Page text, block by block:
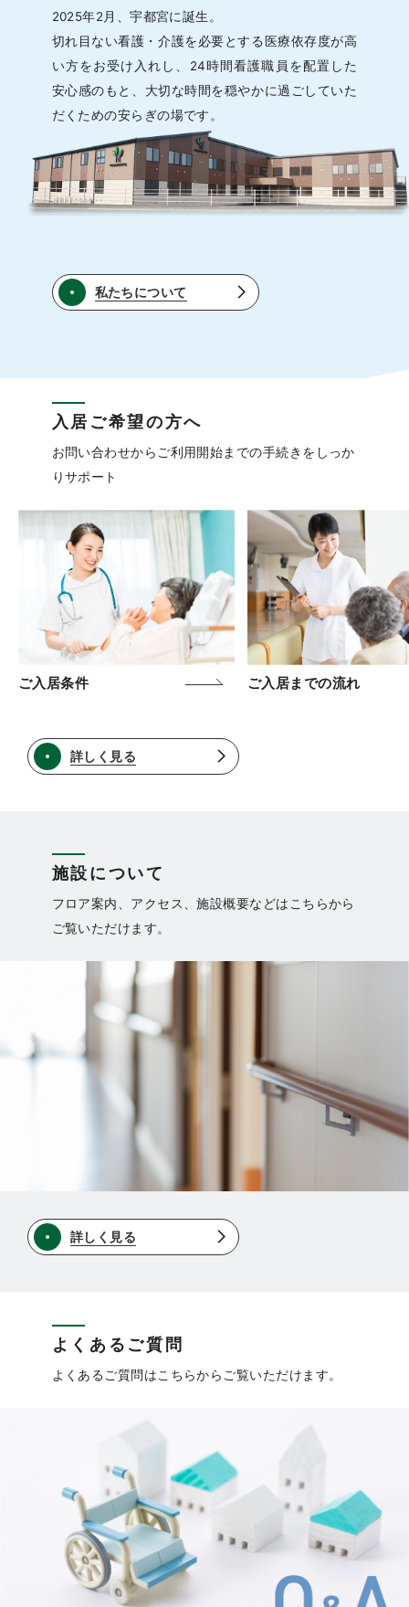
2025年2月、宇都宮に誕生。
切れ目ない看護・介護を必要とする医療依存度が高
い方をお受け入れし、 24時間看護職員を配置した
安心感のもと、 大切な時間を穏やかに過ごしていた
だくための安らぎの場です。
私たちについて
入居ご希望の方へ
お問い合わせからご利用開始までの手続きをしっか
りサポート
ご入居条件 ご入居までの流れ
詳しく見る
施設について
フロア案内、アクセス、施設概要などはこちらから
ご覧いただけます。
詳しく見る
よくあるご質問
よくあるご質問はこちらからご覧いただけます。